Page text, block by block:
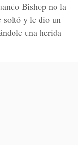
Bishop no la
soltó y le dio un
una herida